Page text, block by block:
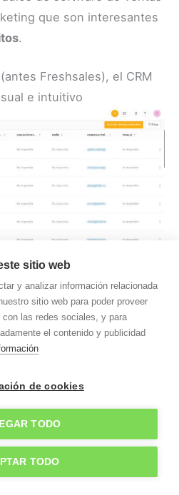
que son interesantes
.
Freshsales), el CRM
e intuitivo
y gratis conun plan sin
moderno minimalista
.
particular, sea cual sea
Kanban para mover
esas distintas etapas, de
todo muy visual. No es el
sitio web
y analizar información relacionada
sitio web para poder proveer
las redes sociales, y para
el contenido y publicidad
de cookies
TODO
TODO